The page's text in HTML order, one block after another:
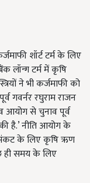
शॉर्ट टर्म के लिए
टर्म में कृषि
ने भी कर्जमाफी को
गवर्नर रघुराम राजन
आयोग से चुनाव पूर्व
है.’ नीति आयोग के
संकट के लिए कृषि ऋण
ही समय के लिए